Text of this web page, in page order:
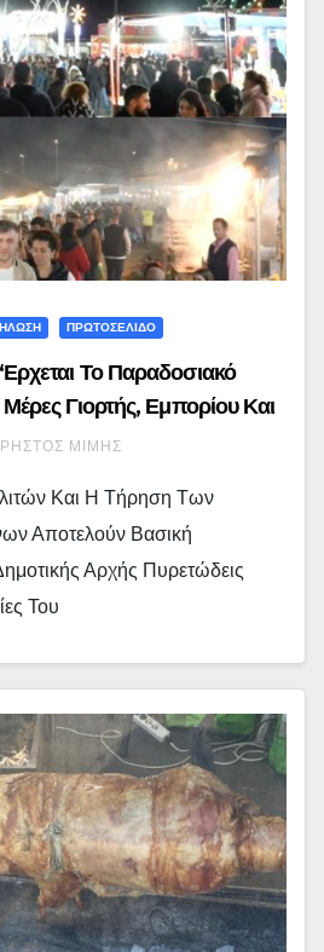
ΠΡΩΤΟΣΕΛΙΔΟ
Το Παραδοσιακό
Γιορτής, Εμπορίου Και
Και Μεγάλους..
ΜΊΜΗΣ
Και Η Τήρηση Των
Αποτελούν Βασική
Αρχής Πυρετώδεις
Του